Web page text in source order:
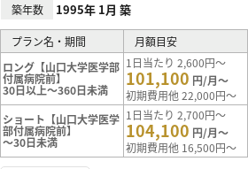
築年数 1995年 1月 築
プラン名・期間
月額目安
ロング【山口大学医学部
付属病院前】
30日以上～360日未満
1日当たり 2,600円～
101,100 円/月～
初期費用他 22,000円～
ショート【山口大学医学
部付属病院前】
～30日未満
1日当たり 2,700円～
104,100 円/月～
初期費用他 16,500円～